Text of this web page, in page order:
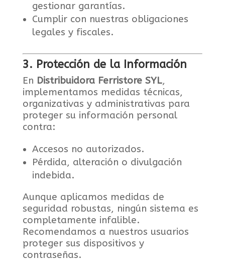
gestionar garantías.
Cumplir con nuestras obligaciones
legales y fiscales.
3. Protección de la Información
En Distribuidora Ferristore SYL,
implementamos medidas técnicas,
organizativas y administrativas para
proteger su información personal
contra:
Accesos no autorizados.
Pérdida, alteración o divulgación
indebida.
Aunque aplicamos medidas de
seguridad robustas, ningún sistema es
completamente infalible.
Recomendamos a nuestros usuarios
proteger sus dispositivos y
contraseñas.